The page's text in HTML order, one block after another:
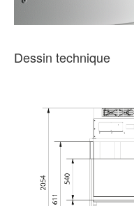
Dessin technique